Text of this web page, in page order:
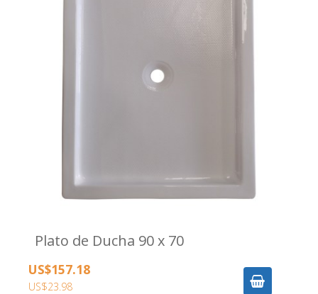
Plato de Ducha 90 x 70
US$157.18
US$23.98